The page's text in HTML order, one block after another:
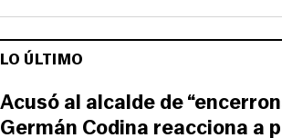
LO ÚLTIMO
Acusó al alcalde de
Germán Codina reacciona a